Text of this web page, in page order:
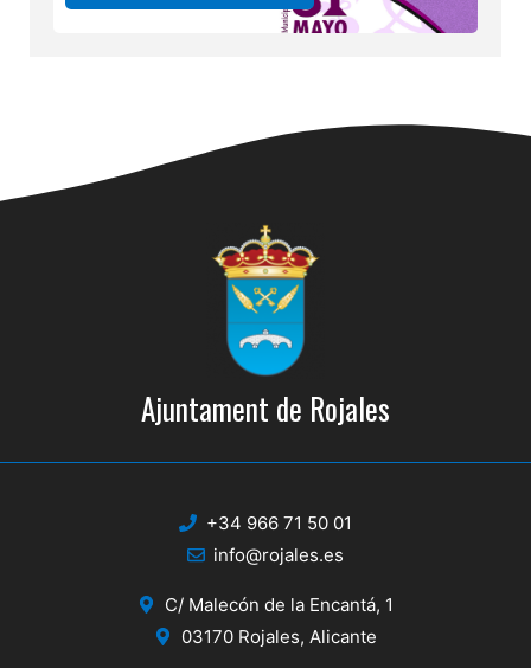
Ajuntament de Rojales
+34 966 71 50 01
info@rojales.es
C/ Malecón de la Encantá, 1
03170 Rojales, Alicante